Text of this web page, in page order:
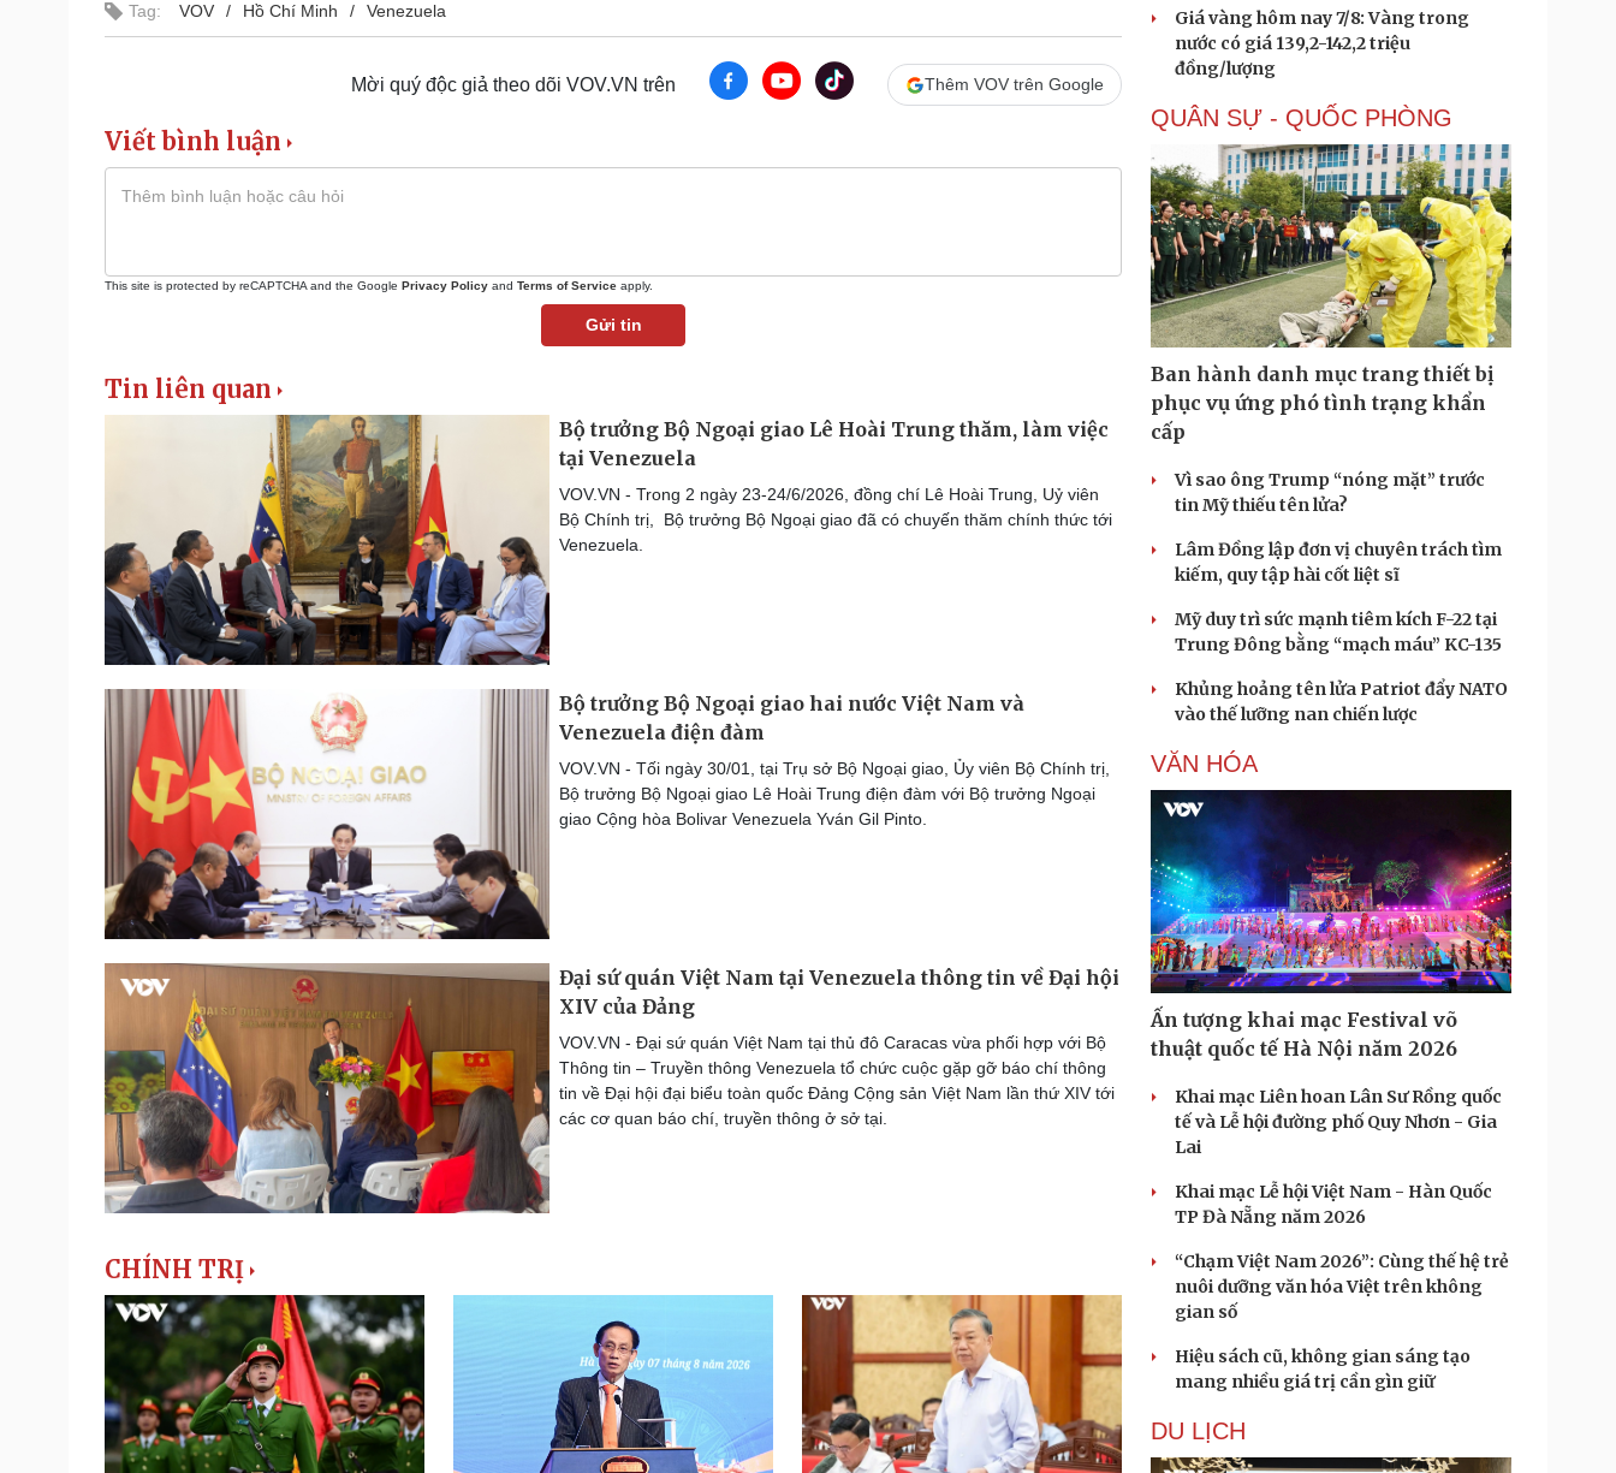
Tag: VOV Hồ Chí Minh Venezuela
Mời quý độc giả theo dõi VOV.VN trên Thêm VOV trên Google
Viết bình luận
This site is protected by reCAPTCHA and the Google Privacy Policy and Terms of Service apply.
Gửi tin
Tin liên quan
Bộ trưởng Bộ Ngoại giao Lê Hoài Trung thăm, làm việc
tại Venezuela
VOV.VN - Trong 2 ngày 23-24/6/2026, đồng chí Lê Hoài Trung, Uỷ viên
Bộ Chính trị, Bộ trưởng Bộ Ngoại giao đã có chuyến thăm chính thức tới
Venezuela.
Bộ trưởng Bộ Ngoại giao hai nước Việt Nam và
Venezuela điện đàm
VOV.VN - Tối ngày 30/01, tại Trụ sở Bộ Ngoại giao, Ủy viên Bộ Chính trị,
Bộ trưởng Bộ Ngoại giao Lê Hoài Trung điện đàm với Bộ trưởng Ngoại
giao Cộng hòa Bolivar Venezuela Yván Gil Pinto.
Đại sứ quán Việt Nam tại Venezuela thông tin về Đại hội
XIV của Đảng
VOV.VN - Đại sứ quán Việt Nam tại thủ đô Caracas vừa phối hợp với Bộ
Thông tin – Truyền thông Venezuela tổ chức cuộc gặp gỡ báo chí thông
tin về Đại hội đại biểu toàn quốc Đảng Cộng sản Việt Nam lần thứ XIV tới
các cơ quan báo chí, truyền thông ở sở tại.
CHÍNH TRỊ
Giá vàng hôm nay 7/8: Vàng trong
nước có giá 139,2-142,2 triệu
đồng/lượng
QUÂN SỰ - QUỐC PHÒNG
Ban hành danh mục trang thiết bị
phục vụ ứng phó tình trạng khẩn
cấp
Vì sao ông Trump “nóng mặt” trước
tin Mỹ thiếu tên lửa?
Lâm Đồng lập đơn vị chuyên trách tìm
kiếm, quy tập hài cốt liệt sĩ
Mỹ duy trì sức mạnh tiêm kích F-22 tại
Trung Đông bằng “mạch máu” KC-135
Khủng hoảng tên lửa Patriot đẩy NATO
vào thế lưỡng nan chiến lược
VĂN HÓA
Ấn tượng khai mạc Festival võ
thuật quốc tế Hà Nội năm 2026
Khai mạc Liên hoan Lân Sư Rồng quốc
tế và Lễ hội đường phố Quy Nhơn - Gia
Lai
Khai mạc Lễ hội Việt Nam - Hàn Quốc
TP Đà Nẵng năm 2026
“Chạm Việt Nam 2026”: Cùng thế hệ trẻ
nuôi dưỡng văn hóa Việt trên không
gian số
Hiệu sách cũ, không gian sáng tạo
mang nhiều giá trị cần gìn giữ
DU LỊCH